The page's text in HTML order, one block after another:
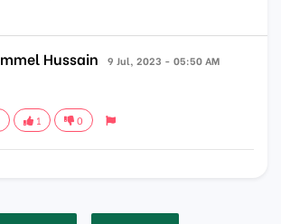
Hussain 9 Jul, 2023 - 05:50 AM
1 0